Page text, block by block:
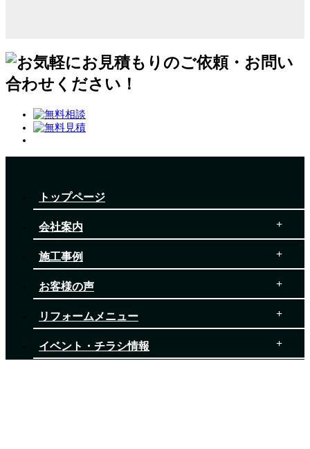
トップページ
会社案内
施工事例
お客様の声
リフォームメニュー
イベント・チラシ情報